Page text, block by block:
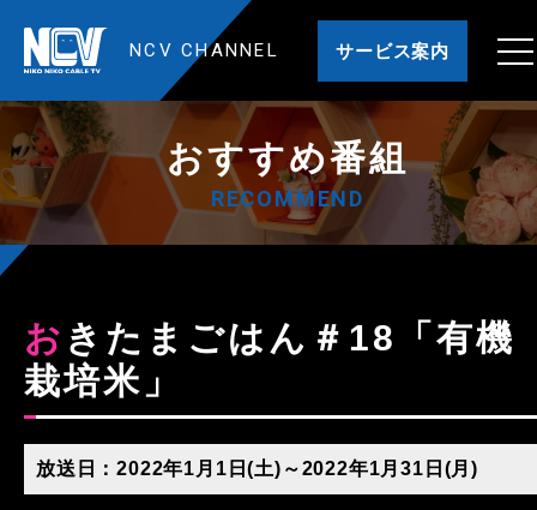
NCV CHANNEL サービス案内
おすすめ番組
RECOMMEND
おきたまごはん＃18「有機
栽培米」
放送日：2022年1月1日(土)～2022年1月31日(月)